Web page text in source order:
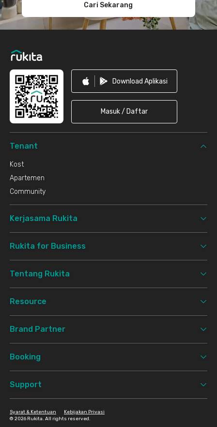
Cari Sekarang
Download Aplikasi
Masuk / Daftar
Tenant
Kost
Apartemen
Community
Kerjasama Rukita
Rukita for Business
Tentang Rukita
Resource
Brand Partner
Booking
Support
© 2026 Rukita. All rights reserved.
Syarat & Ketentuan Kebijakan Privasi